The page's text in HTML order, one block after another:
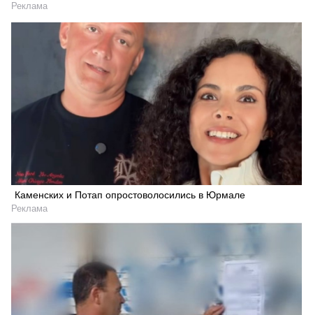
Реклама
Каменских и Потап опростоволосились в Юрмале
Реклама